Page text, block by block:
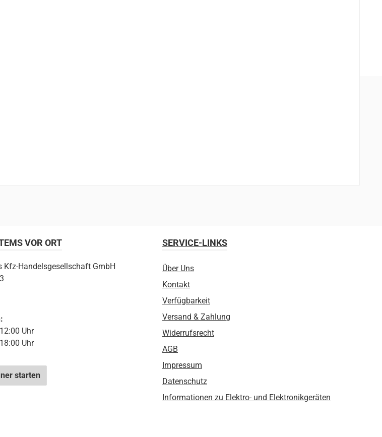
VOR ORT
Kfz-Handelsgesellschaft GmbH
Uhr
Uhr
starten
SERVICE-LINKS
Über Uns
Kontakt
Verfügbarkeit
Versand & Zahlung
Widerrufsrecht
AGB
Impressum
Datenschutz
Informationen zu Elektro- und Elektronikgeräten